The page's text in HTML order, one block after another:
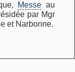
Messe au
par Mgr
et Narbonne.